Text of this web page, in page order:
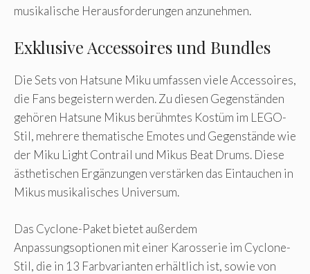
musikalische Herausforderungen anzunehmen.
Exklusive Accessoires und Bundles
Die Sets von Hatsune Miku umfassen viele Accessoires,
die Fans begeistern werden. Zu diesen Gegenständen
gehören Hatsune Mikus berühmtes Kostüm im LEGO-
Stil, mehrere thematische Emotes und Gegenstände wie
der Miku Light Contrail und Mikus Beat Drums. Diese
ästhetischen Ergänzungen verstärken das Eintauchen in
Mikus musikalisches Universum.
Das Cyclone-Paket bietet außerdem
Anpassungsoptionen mit einer Karosserie im Cyclone-
Stil, die in 13 Farbvarianten erhältlich ist, sowie von